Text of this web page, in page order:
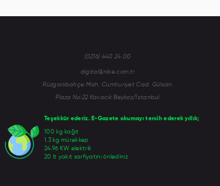
Teşekkür ederiz. E-Gazete okumayı tercih ederek yıllık;
100 kg kağıt
1.3 kg mürekkep
24.96 KW elektrik
20 lt yakıt sarfiyatını önlediniz
(0216) 440 24 00
digital@nbe.com.tr
Rüzgarlıbahçe Mah. Cumhuriyet Cad. Gülsan
Plaza No:22 Kavacık Beykoz/İstanbul